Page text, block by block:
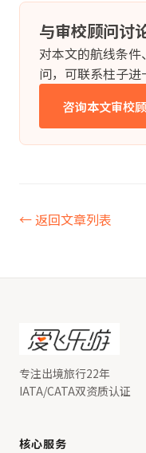
与审校顾问讨
对本文的航线条
问，可联系柱子进
咨询本文审校
← 返回文章列表
专注出境旅行22年
IATA/CATA双资质认证
核心服务